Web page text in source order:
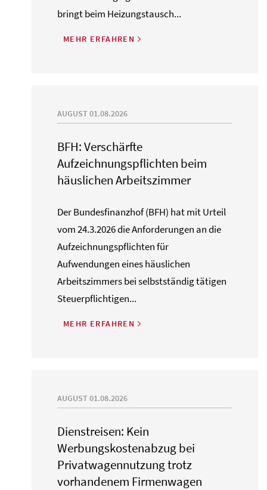
bringt beim Heizungstausch...
MEHR ERFAHREN
AUGUST 01.08.2026
BFH: Verschärfte
Aufzeichnungspflichten beim
häuslichen Arbeitszimmer
Der Bundesfinanzhof (BFH) hat mit Urteil
vom 24.3.2026 die Anforderungen an die
Aufzeichnungspflichten für
Aufwendungen eines häuslichen
Arbeitszimmers bei selbstständig tätigen
Steuerpflichtigen...
MEHR ERFAHREN
AUGUST 01.08.2026
Dienstreisen: Kein
Werbungskostenabzug bei
Privatwagennutzung trotz
vorhandenem Firmenwagen